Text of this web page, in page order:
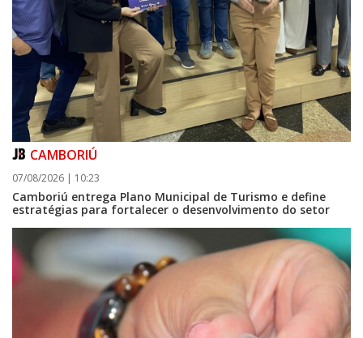
09/08/2026 | 07:00
Prefeitura de Balneário Piçarras realiza leilão eletrônico de bens móveis
e terrenos do IPRESP
CAMBORIÚ
07/08/2026 | 10:23
Camboriú entrega Plano Municipal de Turismo e define
estratégias para fortalecer o desenvolvimento do setor